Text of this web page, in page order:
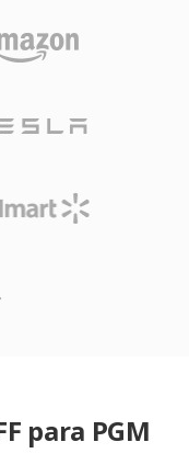
para PGM